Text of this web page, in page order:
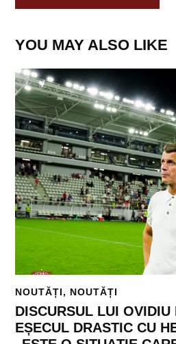
YOU MAY ALSO LIKE
NOUTĂȚI, NOUTĂȚI
DISCURSUL LUI OVIDIU
EȘECUL DRASTIC CU